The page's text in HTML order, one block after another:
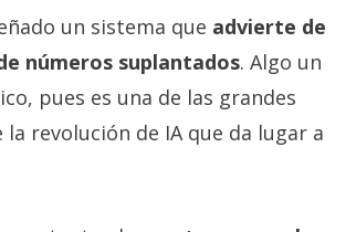
un sistema que advierte de
números suplantados. Algo un
pues es una de las grandes
revolución de IA que da lugar a